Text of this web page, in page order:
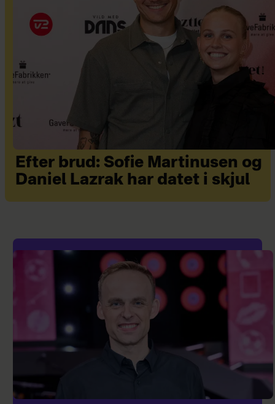
Efter brud: Sofie Martinusen og
Daniel Lazrak har datet i skjul